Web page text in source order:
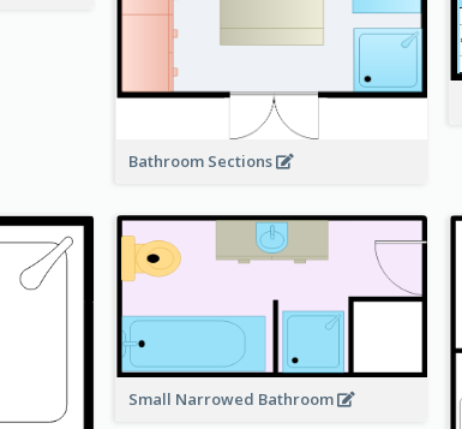
Bathroom Sections
Small Narrowed Bathroom